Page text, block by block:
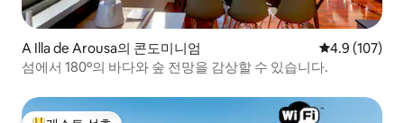
A Illa de Arousa의 콘도미니엄 평점 4.9점(5
4.9 (107)
섬에서 180º의 바다와 숲 전망을 감상할 수 있습니다.